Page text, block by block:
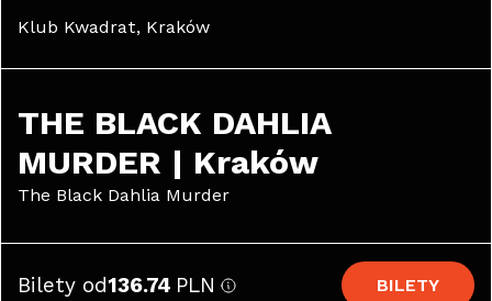
Klub Kwadrat, Kraków
THE BLACK DAHLIA
MURDER | Kraków
The Black Dahlia Murder
Bilety od136.74 PLN BILETY